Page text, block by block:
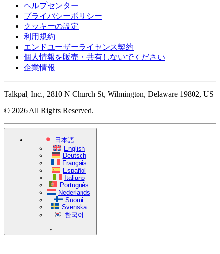
ヘルプセンター
プライバシーポリシー
クッキーの設定
利用規約
エンドユーザーライセンス契約
個人情報を販売・共有しないでください
企業情報
Talkpal, Inc., 2810 N Church St, Wilmington, Delaware 19802, US
© 2026 All Rights Reserved.
日本語
English
Deutsch
Français
Español
Italiano
Português
Nederlands
Suomi
Svenska
한국어